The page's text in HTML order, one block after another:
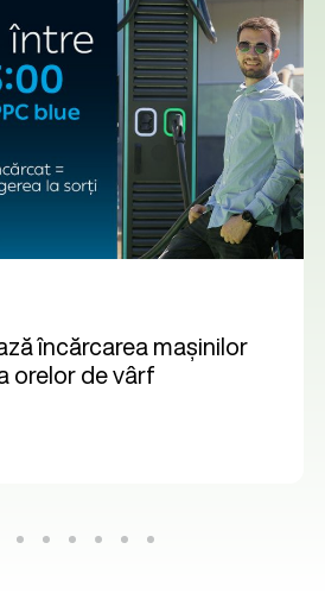
încărcarea mașinilor
orelor de vârf